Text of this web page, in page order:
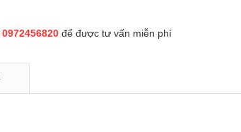
0972456820để được tư vấn miễn phí